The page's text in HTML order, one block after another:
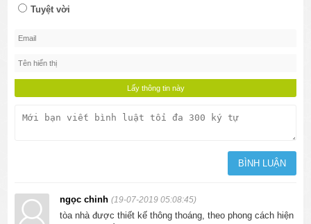
Tuyệt vời
ngọc chinh(19-07-2019 05:08:45)
tòa nhà được thiết kế thông thoáng, theo phong cách hiện